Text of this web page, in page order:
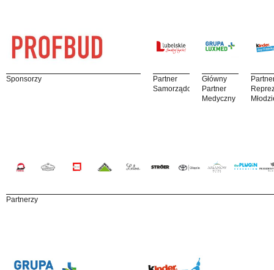
Sponsorzy
Partner
Samorządowy
Główny
Partner
Medyczny
Partnerzy